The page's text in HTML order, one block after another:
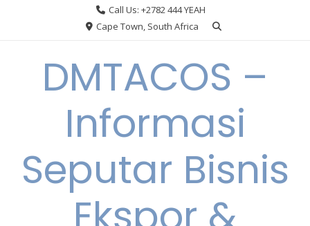
Call Us: +2782 444 YEAH
Cape Town, South Africa
DMTACOS –
Informasi
Seputar Bisnis